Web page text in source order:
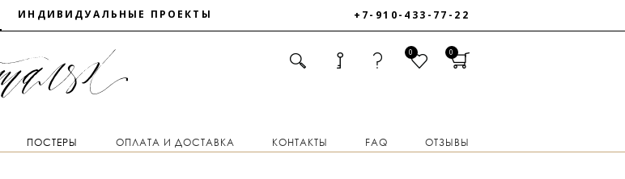
ИНДИВИДУАЛЬНЫЕ ПРОЕКТЫ +7-910-433-77-22
0 0
ПОСТЕРЫ ОПЛАТА И ДОСТАВКА КОНТАКТЫ FAQ ОТЗЫВЫ